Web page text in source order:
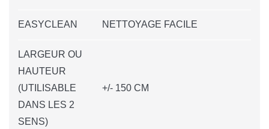
EASYCLEAN NETTOYAGE FACILE
LARGEUR OU
HAUTEUR
(UTILISABLE
DANS LES 2
SENS)
+/- 150 CM